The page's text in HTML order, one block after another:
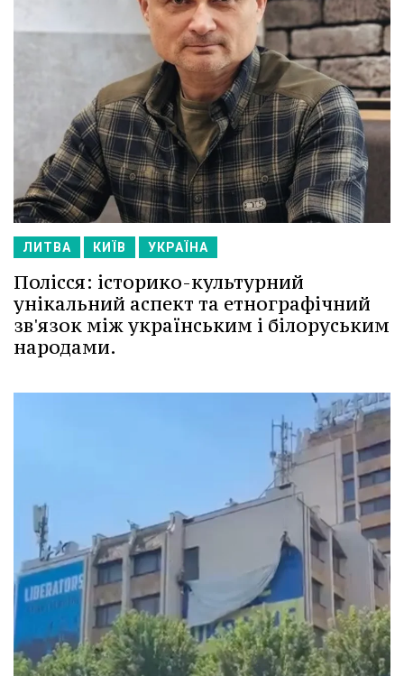
ЛИТВА КИЇВ УКРАЇНА
Полісся: історико-культурний
унікальний аспект та етнографічний
зв'язок між українським і білоруським
народами.